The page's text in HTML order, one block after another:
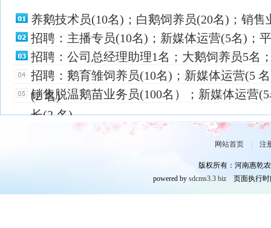
养鹅技术员(10名)；白鹅饲养员(20名)；销售
招聘：主播专员(10名)；新媒体运营(5名)；
招聘：公司总经理助理1名；大鹅饲养员5名
招聘：鹅育雏饲养员(10名)；新媒体运营(5
(2 名)
销售脱温鹅苗业务员(100名）；新媒体运营
长(2 名)
网站首页 注
版权所有：河南惠乾
powered by sdcms3.3 biz页面执行时